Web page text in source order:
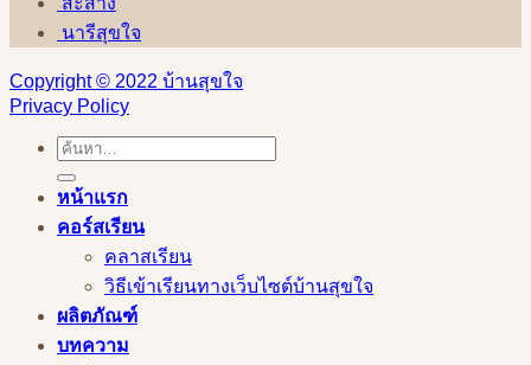
นารีสุขใจ
Copyright © 2022 บ้านสุขใจ
Privacy Policy
ค้นหา:
หน้าแรก
คอร์สเรียน
คลาสเรียน
วิธีเข้าเรียนทางเว็บไซต์บ้านสุขใจ
ผลิตภัณฑ์
บทความ